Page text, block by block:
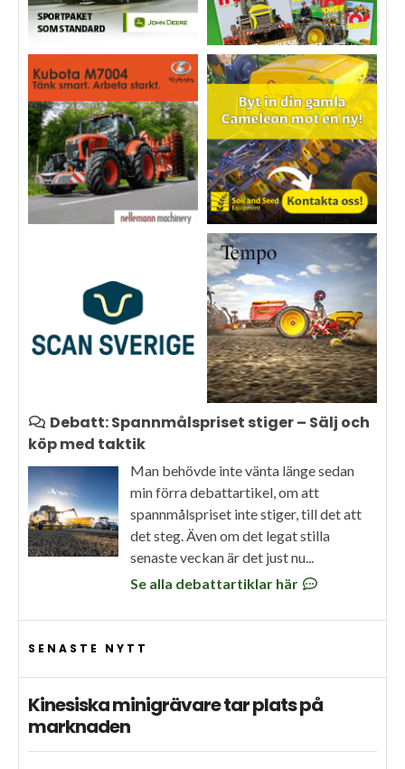
Debatt: Spannmålspriset stiger – Sälj och
köp med taktik
Man behövde inte vänta länge sedan
min förra debattartikel, om att
spannmålspriset inte stiger, till det att
det steg. Även om det legat stilla
senaste veckan är det just nu...
Se alla debattartiklar här
SENASTE NYTT
Kinesiska minigrävare tar plats på
marknaden